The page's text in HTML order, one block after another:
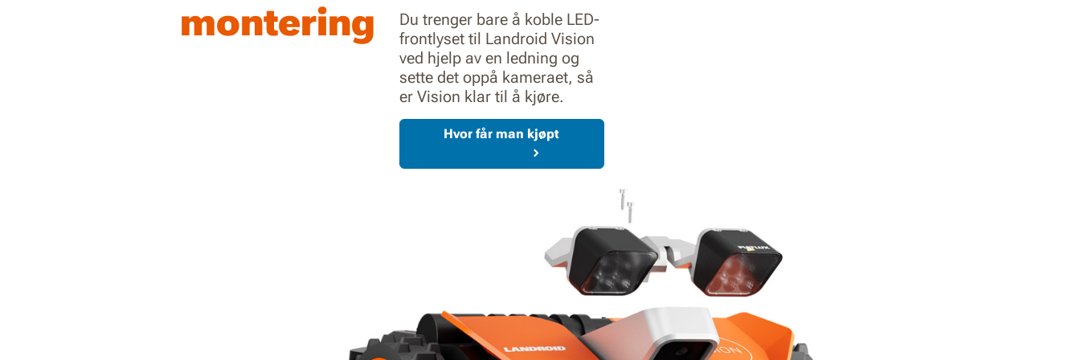
montering
Du trenger bare å koble LED-
frontlyset til Landroid Vision
ved hjelp av en ledning og
sette det oppå kameraet, så
er Vision klar til å kjøre.
Hvor får man kjøpt